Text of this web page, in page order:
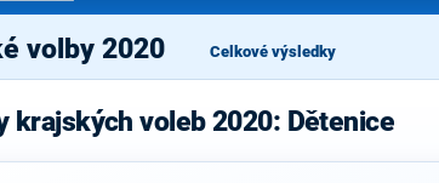
Pořady
volby 2020 Celkové výsledky
krajských voleb 2020: Dětenice